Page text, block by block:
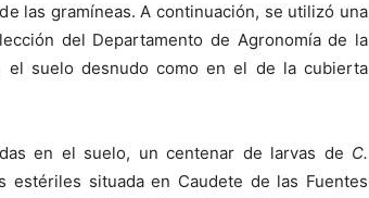
las gramíneas. A continuación, se utilizó una
del Departamento de Agronomía de la
el suelo desnudo como en el de la cubierta
en el suelo, un centenar de larvas de C.
estériles situada en Caudete de las Fuentes